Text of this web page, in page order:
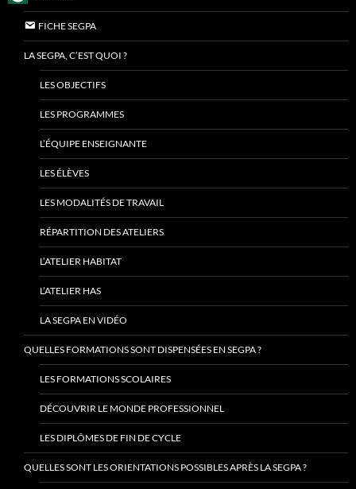
FICHE SEGPA
LA SEGPA, C’EST QUOI ?
LES OBJECTIFS
LES PROGRAMMES
L’ÉQUIPE ENSEIGNANTE
LES ÉLÈVES
LES MODALITÉS DE TRAVAIL
RÉPARTITION DES ATELIERS
L’ATELIER HABITAT
L’ATELIER HAS
LA SEGPA EN VIDÉO
QUELLES FORMATIONS SONT DISPENSÉES EN SEGPA ?
LES FORMATIONS SCOLAIRES
DÉCOUVRIR LE MONDE PROFESSIONNEL
LES DIPLÔMES DE FIN DE CYCLE
QUELLES SONT LES ORIENTATIONS POSSIBLES APRÈS LA SEGPA ?